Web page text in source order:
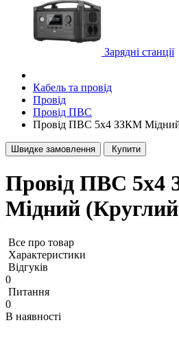
Зарядні станції
Кабель та провід
Провід
Провід ПВС
Провід ПВС 5х4 ЗЗКМ
Швидке замовлення Купити
Провід ПВС 5х4
Мідний
Все про товар
Характеристики
Відгуків
0
Питання
0
В наявності